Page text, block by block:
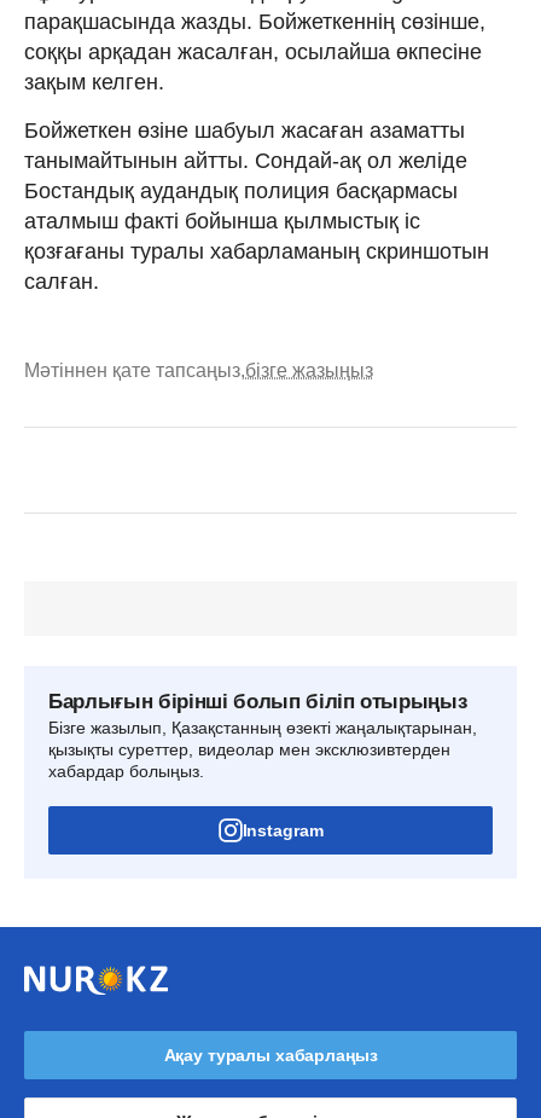
парақшасында жазды. Бойжеткеннің сөзінше,
соққы арқадан жасалған, осылайша өкпесіне
зақым келген.
Бойжеткен өзіне шабуыл жасаған азаматты
танымайтынын айтты. Сондай-ақ ол желіде
Бостандық аудандық полиция басқармасы
аталмыш факті бойынша қылмыстық іс
қозғағаны туралы хабарламаның скриншотын
салған.
Мәтіннен қате тапсаңыз,бізге жазыңыз
Барлығын бірінші болып біліп отырыңыз
Бізге жазылып, Қазақстанның өзекті жаңалықтарынан,
қызықты суреттер, видеолар мен эксклюзивтерден
хабардар болыңыз.
Instagram
Ақау туралы хабарлаңыз